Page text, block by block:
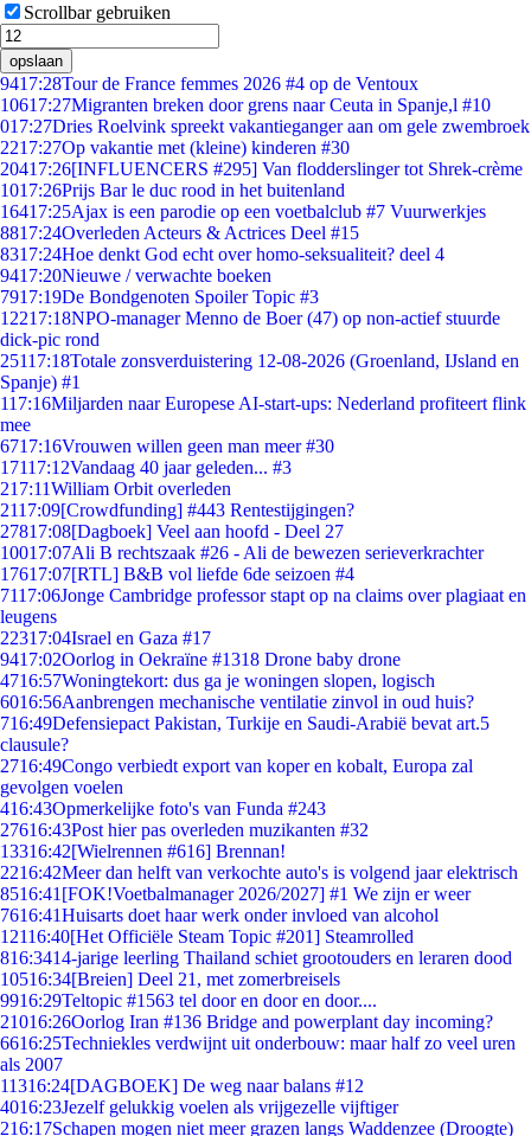
Scrollbar gebruiken
opslaan
9417:28Tour de France femmes 2026 #4 op de Ventoux
10617:27Migranten breken door grens naar Ceuta in Spanje,l #10
017:27Dries Roelvink spreekt vakantieganger aan om gele zwembroek
2217:27Op vakantie met (kleine) kinderen #30
20417:26[INFLUENCERS #295] Van flodderslinger tot Shrek-crème
1017:26Prijs Bar le duc rood in het buitenland
16417:25Ajax is een parodie op een voetbalclub #7 Vuurwerkjes
8817:24Overleden Acteurs & Actrices Deel #15
8317:24Hoe denkt God echt over homo-seksualiteit? deel 4
9417:20Nieuwe / verwachte boeken
7917:19De Bondgenoten Spoiler Topic #3
12217:18NPO-manager Menno de Boer (47) op non-actief stuurde
dick-pic rond
25117:18Totale zonsverduistering 12-08-2026 (Groenland, IJsland en
Spanje) #1
117:16Miljarden naar Europese AI-start-ups: Nederland profiteert flink
mee
6717:16Vrouwen willen geen man meer #30
17117:12Vandaag 40 jaar geleden... #3
217:11William Orbit overleden
2117:09[Crowdfunding] #443 Rentestijgingen?
27817:08[Dagboek] Veel aan hoofd - Deel 27
10017:07Ali B rechtszaak #26 - Ali de bewezen serieverkrachter
17617:07[RTL] B&B vol liefde 6de seizoen #4
7117:06Jonge Cambridge professor stapt op na claims over plagiaat en
leugens
22317:04Israel en Gaza #17
9417:02Oorlog in Oekraïne #1318 Drone baby drone
4716:57Woningtekort: dus ga je woningen slopen, logisch
6016:56Aanbrengen mechanische ventilatie zinvol in oud huis?
716:49Defensiepact Pakistan, Turkije en Saudi-Arabië bevat art.5
clausule?
2716:49Congo verbiedt export van koper en kobalt, Europa zal
gevolgen voelen
416:43Opmerkelijke foto's van Funda #243
27616:43Post hier pas overleden muzikanten #32
13316:42[Wielrennen #616] Brennan!
2216:42Meer dan helft van verkochte auto's is volgend jaar elektrisch
8516:41 [FOK!Voetbalmanager 2026/2027] #1 We zijn er weer
7616:41Huisarts doet haar werk onder invloed van alcohol
12116:40[Het Officiële Steam Topic #201] Steamrolled
816:3414-jarige leerling Thailand schiet grootouders en leraren dood
10516:34[Breien] Deel 21, met zomerbreisels
9916:29Teltopic #1563 tel door en door en door....
21016:26Oorlog Iran #136 Bridge and powerplant day incoming?
6616:25Techniekles verdwijnt uit onderbouw: maar half zo veel uren
als 2007
11316:24[DAGBOEK] De weg naar balans #12
4016:23Jezelf gelukkig voelen als vrijgezelle vijftiger
216:17Schapen mogen niet meer grazen langs Waddenzee (Droogte)